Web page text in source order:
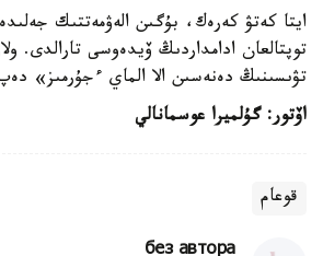
ايتا كەتۋ كەرەك، بۇگىن الەۋمەتتىك جەلىدە
تۋىسىنىڭ دەنەسىن الا الماي ءجۇرمىز»
اۆتور: گۇلميرا عوسمانالي
قوعام